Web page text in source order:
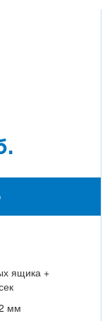
ящика +
мм